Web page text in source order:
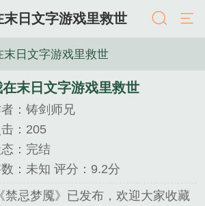
末日文字游戏里救世
末日文字游戏里救世
在末日文字游戏里救世
：铸剑师兄
击：205
：完结
：未知 评分：9.2分
禁忌梦魇》已发布，欢迎大家收藏